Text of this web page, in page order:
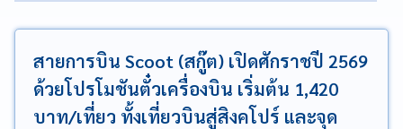
สายการบิน Scoot (สกู๊ต) เปิดศักราชปี 2569
ด้วยโปรโมชันตั๋วเครื่องบิน เริ่มต้น 1,420
บาท/เที่ยว ทั้งเที่ยวบินสู่สิงคโปร์ และจุด